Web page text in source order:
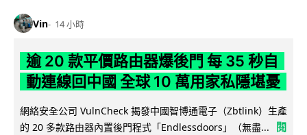
Vin 14 小時
逾 20 款平價路由器爆後門 每 35 秒自
動連線回中國 全球 10 萬用家私隱堪憂
網絡安全公司 VulnCheck 揭發中國智博通電子（Zbtlink）生產
的 20 多款路由器內置後門程式「Endlessdoors」（無盡...
閱